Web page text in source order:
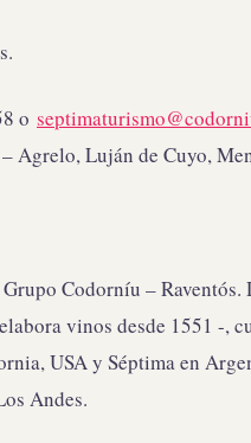
o
Agrelo, Luján de Cuyo,
Codorníu – Raventós.
vinos desde 1551 -,
USA y Séptima en
Andes.